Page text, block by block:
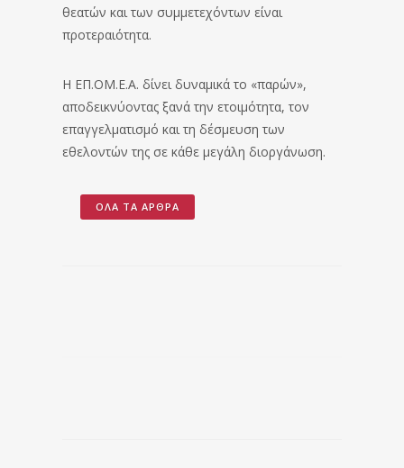
θεατών και των συμμετεχόντων είναι
προτεραιότητα.
Η ΕΠ.ΟΜ.Ε.Α. δίνει δυναμικά το «παρών»,
αποδεικνύοντας ξανά την ετοιμότητα, τον
επαγγελματισμό και τη δέσμευση των
εθελοντών της σε κάθε μεγάλη διοργάνωση.
ΌΛΑ ΤΑ ΆΡΘΡΑ